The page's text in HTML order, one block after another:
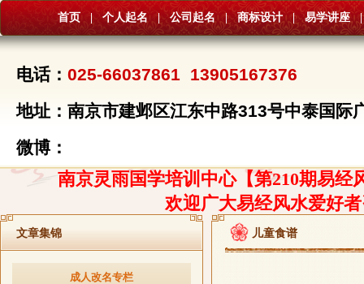
首页 | 个人起名 | 公司起名 | 商标设计 | 易学讲座 |
电话： 025-66037861 13905167376
地址：南京市建邺区江东中路313号中泰国际
微博：
南京灵雨国学培训中心【第210期易经
欢迎广大易经风水爱好
文章集锦
成人改名专栏
儿童食谱